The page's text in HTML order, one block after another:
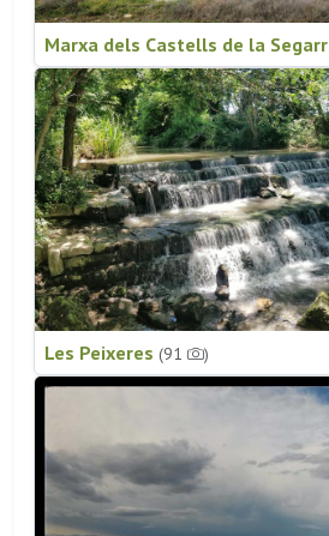
Marxa dels Castells de la
Les Peixeres (91 )